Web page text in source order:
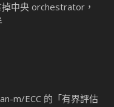
中央 orchestrator，
m/ECC 的「有界評估